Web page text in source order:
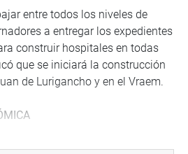
entre todos los niveles de
a entregar los expedientes
construir hospitales en todas
que se iniciará la construcción
de Lurigancho y en el Vraem.